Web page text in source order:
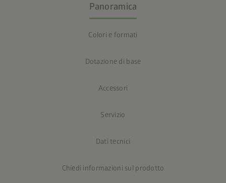
Panoramica
Colori e formati
Dotazione di base
Accessori
Servizio
Dati tecnici
Chiedi informazioni sul prodotto